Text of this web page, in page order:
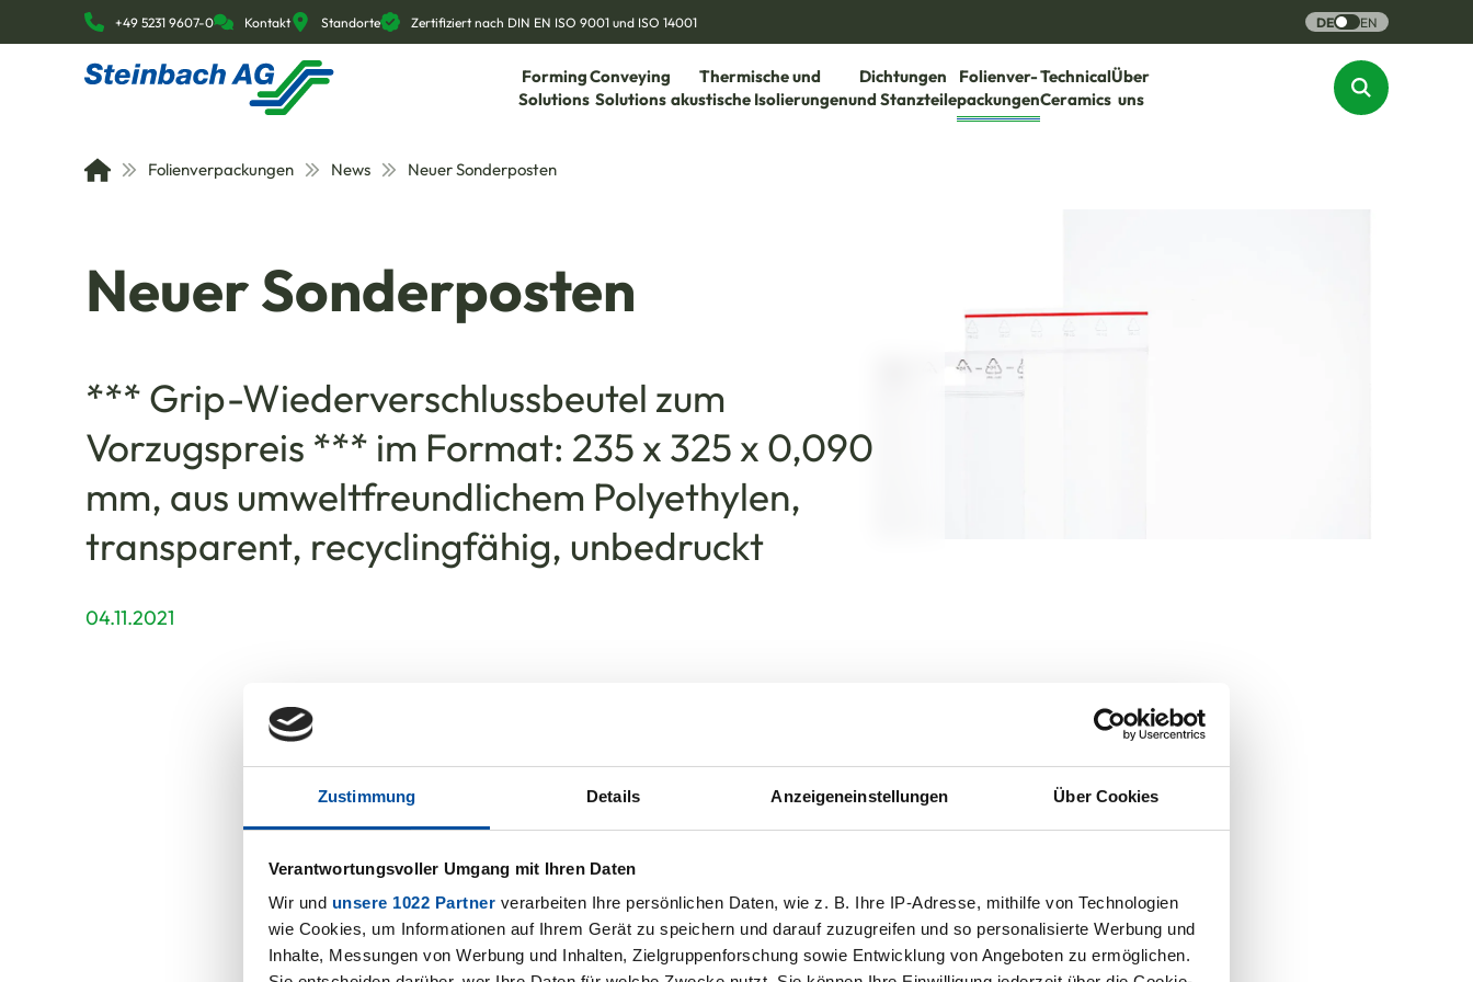
Zustimmung Details Anzeigeneinstellungen Über Cookies
Verantwortungsvoller Umgang mit Ihren Daten
Wir und unsere 1022 Partner verarbeiten Ihre persönlichen Daten, wie z. B. Ihre IP-Adresse, mithilfe von Technologien
wie Cookies, um Informationen auf Ihrem Gerät zu speichern und darauf zuzugreifen und so personalisierte Werbung und
Inhalte, Messungen von Werbung und Inhalten, Zielgruppenforschung sowie Entwicklung von Angeboten zu ermöglichen.
+49 5231 9607-0 Kontakt Standorte Zertifiziert nach DIN EN ISO 9001 und ISO 14001 DE EN
Forming
Solutions
Conveying
Solutions
Thermische und
akustische Isolierungen
Dichtungen
und Stanzteile
Folienver-
packungen
Technical
Ceramics
Über
uns
Folienverpackungen News Neuer Sonderposten
Neuer Sonderposten
*** Grip-Wiederverschlussbeutel zum
Vorzugspreis *** im Format: 235 x 325 x 0,090
mm, aus umweltfreundlichem Polyethylen,
transparent, recyclingfähig, unbedruckt
04.11.2021
Aus einer Überproduktion sind wir in der Lage, Ihnen
Wiederverschlussbeutel zum Vorzugspreis zu offerieren.